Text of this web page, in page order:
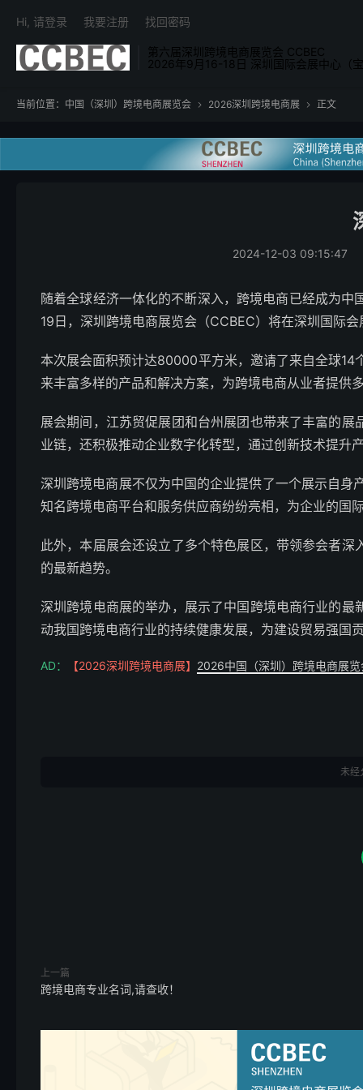
第六届深圳跨境电商展览会 CCBEC
2026年9月16-18日 深圳国际会展中心（
Hi, 请登录 我要注册 找回密码
当前位置： 中国（深圳）跨境电商展览会  2026深圳跨境电商展  正文
2024-12-03 09:15:47
随着全球经济一体化的不断深入，跨境电商已经成为
19日，深圳跨境电商展览会（CCBEC）将在深圳国际
本次展会面积预计达80000平方米，邀请了来自全球
来丰富多样的产品和解决方案，为跨境电商从业者提供
展会期间，江苏贸促展团和台州展团也带来了丰富的
业链，还积极推动企业数字化转型，通过创新技术提升
深圳跨境电商展不仅为中国的企业提供了一个展示自
知名跨境电商平台和服务供应商纷纷亮相，为企业的国
此外，本届展会还设立了多个特色展区，带领参会者
的最新趋势。
深圳跨境电商展的举办，展示了中国跨境电商行业的
动我国跨境电商行业的持续健康发展，为建设贸易强国
AD： 【2026深圳跨境电商展】 2026中国（深圳）跨境电商展
未经
上一篇
跨境电商专业名词,请查收！